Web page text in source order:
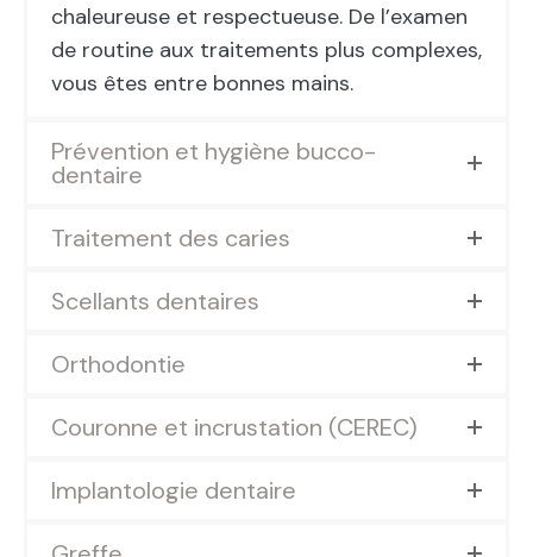
chaleureuse et respectueuse. De l’examen
de routine aux traitements plus complexes,
vous êtes entre bonnes mains.
Prévention et hygiène bucco-
dentaire
Traitement des caries
Scellants dentaires
Orthodontie
Couronne et incrustation (CEREC)
Implantologie dentaire